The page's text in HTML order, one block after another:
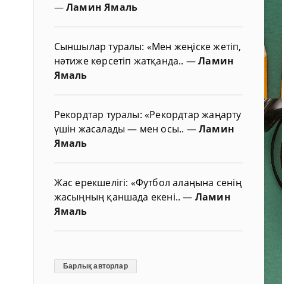
—Ламин Ямаль
Сыншылар туралы: «Мен жеңіске жетіп,
нәтиже көрсетіп жатқанда.. —Ламин
Ямаль
Рекордтар туралы: «Рекордтар жаңарту
үшін жасалады — мен осы.. —Ламин
Ямаль
Жас ерекшелігі: «Футбол алаңына сенің
жасыңның қаншада екені..— Ламин
Ямаль
Барлық авторлар